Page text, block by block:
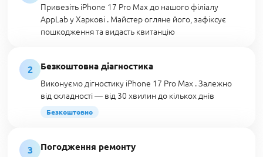
Привезіть iPhone 17 Pro Max до нашого філіалу
AppLab у Харкові . Майстер огляне його, зафіксує
пошкодження та видасть квитанцію
2
Безкоштовна діагностика
Виконуємо дігностику iPhone 17 Pro Max . Залежно
від складності — від 30 хвилин до кількох днів
Безкоштовно
3
Погодження ремонту